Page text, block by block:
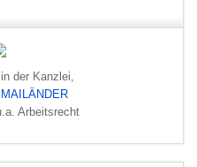
rechtlichen Fragen -ob privat
der Kanzlei,
Arbeitsrecht